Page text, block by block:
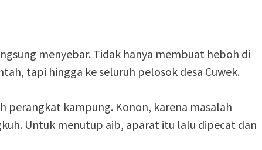
menyebar. Tidak hanya membuat heboh di
tapi hingga ke seluruh pelosok desa Cuwek.
perangkat kampung. Konon, karena masalah
Untuk menutup aib, aparat itu lalu dipecat dan